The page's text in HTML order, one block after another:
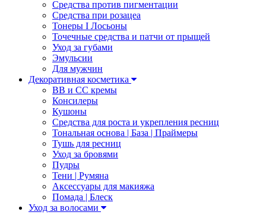
Средства против пигментации
Средства при розацеа
Тонеры I Лосьоны
Точечные средства и патчи от прыщей
Уход за губами
Эмульсии
Для мужчин
Декоративная косметика
ВВ и СС кремы
Консилеры
Кушоны
Средства для роста и укрепления ресниц
Тональная основа | База | Праймеры
Тушь для ресниц
Уход за бровями
Пудры
Тени | Румяна
Аксессуары для макияжа
Помада | Блеск
Уход за волосами